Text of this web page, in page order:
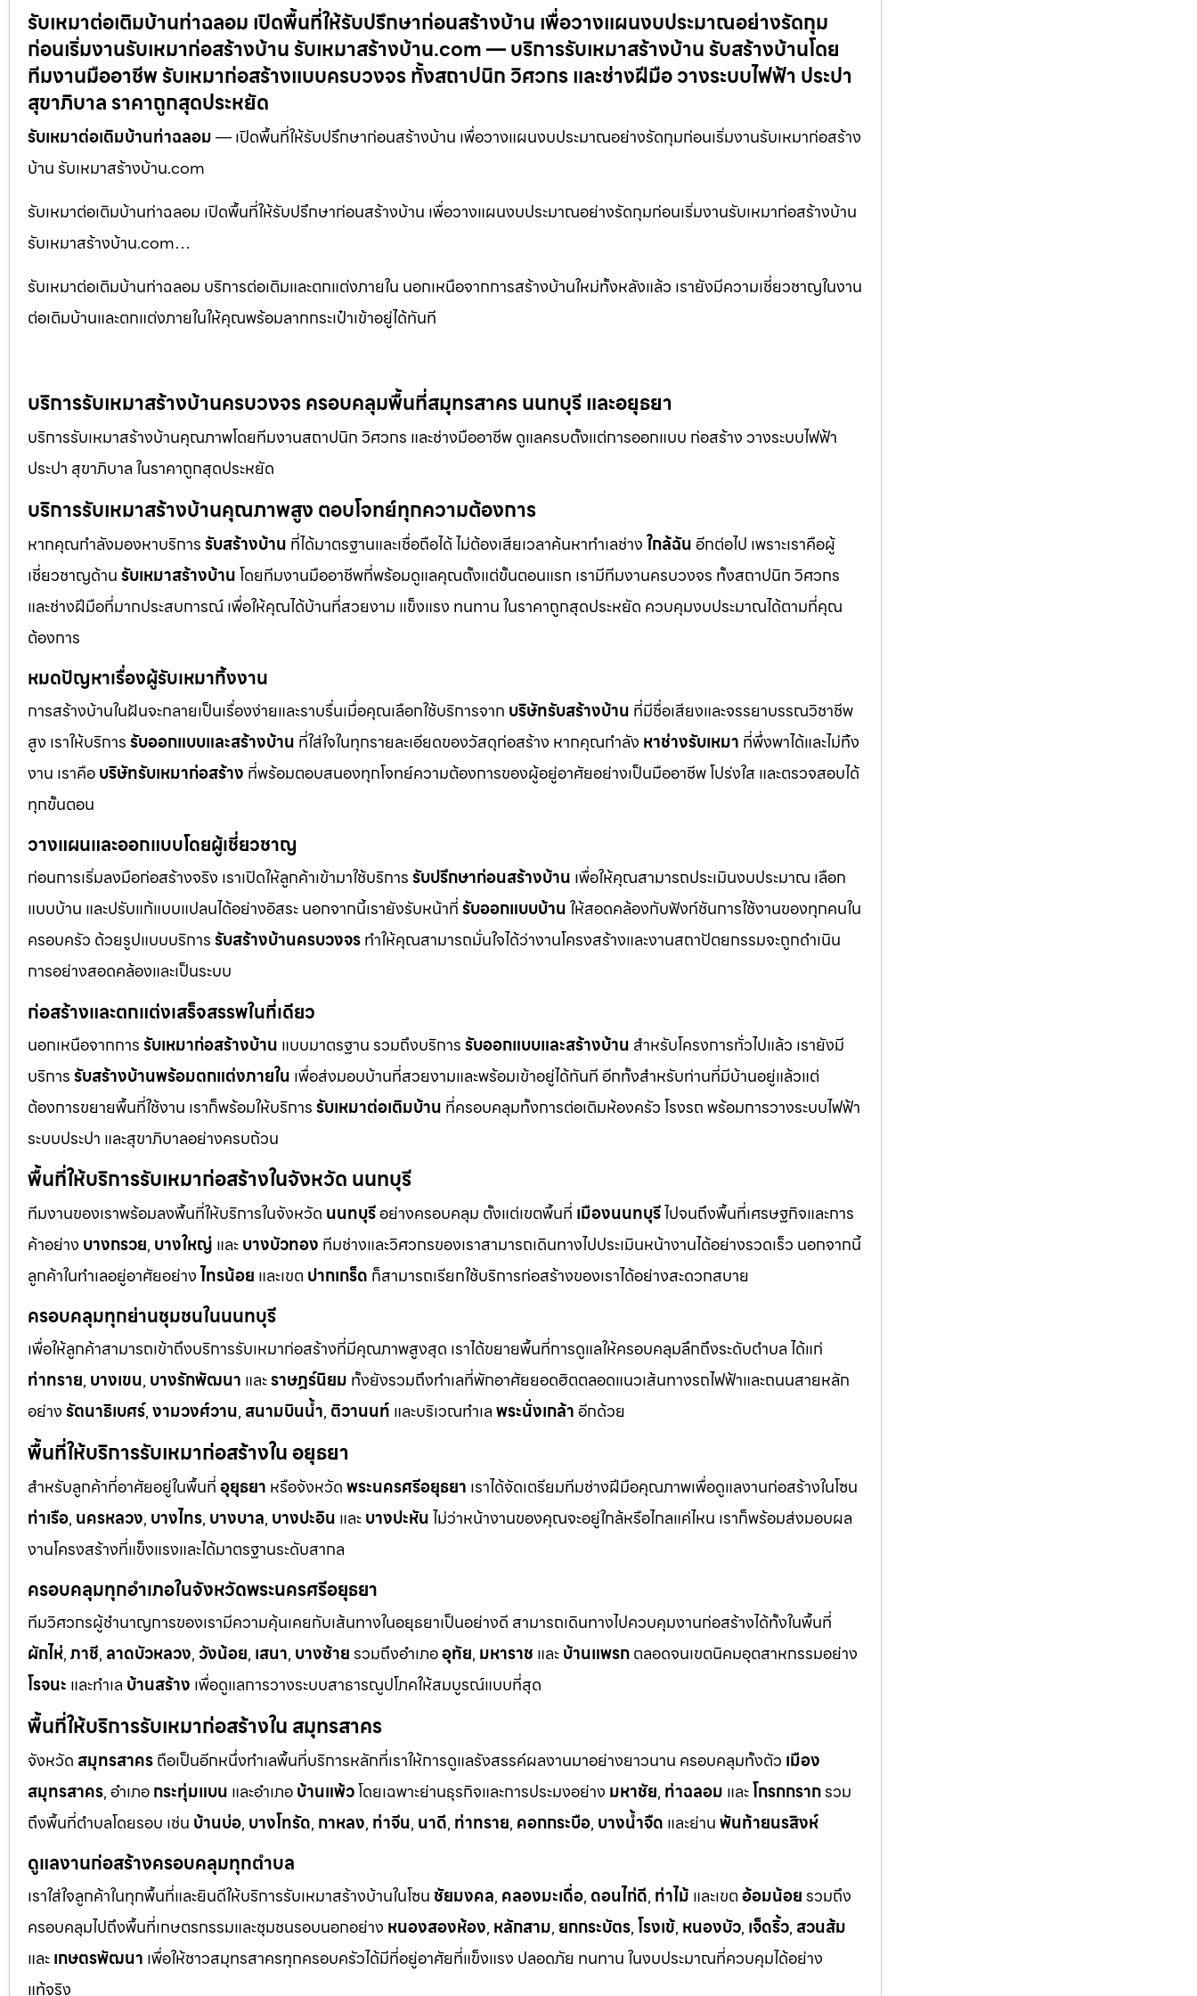
รับเหมาต่อเติมบ้านท่าฉลอม เปิดพื้นที่ให้รับปรึกษาก่อนสร้างบ้าน เพื่อวางแผนงบประมาณอย่างรัดกุม
ก่อนเริ่มงานรับเหมาก่อสร้างบ้าน รับเหมาสร้างบ้าน.com — บริการรับเหมาสร้างบ้าน รับสร้างบ้านโดย
ทีมงานมืออาชีพ รับเหมาก่อสร้างแบบครบวงจร ทั้งสถาปนิก วิศวกร และช่างฝีมือ วางระบบไฟฟ้า ประปา
สุขาภิบาล ราคาถูกสุดประหยัด
รับเหมาต่อเติมบ้านท่าฉลอม— เปิดพื้นที่ให้รับปรึกษาก่อนสร้างบ้าน เพื่อวางแผนงบประมาณอย่างรัดกุมก่อนเริ่มงานรับเหมาก่อสร้าง
บ้าน รับเหมาสร้างบ้าน.com
รับเหมาต่อเติมบ้านท่าฉลอม เปิดพื้นที่ให้รับปรึกษาก่อนสร้างบ้าน เพื่อวางแผนงบประมาณอย่างรัดกุมก่อนเริ่มงานรับเหมาก่อสร้างบ้าน
รับเหมาสร้างบ้าน.com…
รับเหมาต่อเติมบ้านท่าฉลอม บริการต่อเติมและตกแต่งภายใน นอกเหนือจากการสร้างบ้านใหม่ทั้งหลังแล้ว เรายังมีความเชี่ยวชาญในงาน
ต่อเติมบ้านและตกแต่งภายในให้คุณพร้อมลากกระเป๋าเข้าอยู่ได้ทันที
บริการรับเหมาสร้างบ้านครบวงจร ครอบคลุมพื้นที่สมุทรสาคร นนทบุรี และอยุธยา
บริการรับเหมาสร้างบ้านคุณภาพโดยทีมงานสถาปนิก วิศวกร และช่างมืออาชีพ ดูแลครบตั้งแต่การออกแบบ ก่อสร้าง วางระบบไฟฟ้า
ประปา สุขาภิบาล ในราคาถูกสุดประหยัด
บริการรับเหมาสร้างบ้านคุณภาพสูง ตอบโจทย์ทุกความต้องการ
หากคุณกำลังมองหาบริการรับสร้างบ้าน ที่ได้มาตรฐานและเชื่อถือได้ ไม่ต้องเสียเวลาค้นหาทำเลช่างใกล้ฉันอีกต่อไป เพราะเราคือผู้
เชี่ยวชาญด้านรับเหมาสร้างบ้านโดยทีมงานมืออาชีพที่พร้อมดูแลคุณตั้งแต่ขั้นตอนแรก เรามีทีมงานครบวงจร ทั้งสถาปนิก วิศวกร
และช่างฝีมือที่มากประสบการณ์ เพื่อให้คุณได้บ้านที่สวยงาม แข็งแรง ทนทาน ในราคาถูกสุดประหยัด ควบคุมงบประมาณได้ตามที่คุณ
ต้องการ
หมดปัญหาเรื่องผู้รับเหมาทิ้งงาน
การสร้างบ้านในฝันจะกลายเป็นเรื่องง่ายและราบรื่นเมื่อคุณเลือกใช้บริการจาก บริษัทรับสร้างบ้าน ที่มีชื่อเสียงและจรรยาบรรณวิชาชีพ
สูง เราให้บริการรับออกแบบและสร้างบ้าน ที่ใส่ใจในทุกรายละเอียดของวัสดุก่อสร้าง หากคุณกำลัง หาช่างรับเหมา ที่พึ่งพาได้และไม่ทิ้ง
งาน เราคือบริษัทรับเหมาก่อสร้าง ที่พร้อมตอบสนองทุกโจทย์ความต้องการของผู้อยู่อาศัยอย่างเป็นมืออาชีพ โปร่งใส และตรวจสอบได้
ทุกขั้นตอน
วางแผนและออกแบบโดยผู้เชี่ยวชาญ
ก่อนการเริ่มลงมือก่อสร้างจริง เราเปิดให้ลูกค้าเข้ามาใช้บริการรับปรึกษาก่อนสร้างบ้าน เพื่อให้คุณสามารถประเมินงบประมาณ เลือก
แบบบ้าน และปรับแก้แบบแปลนได้อย่างอิสระ นอกจากนี้เรายังรับหน้าที่รับออกแบบบ้านให้สอดคล้องกับฟังก์ชันการใช้งานของทุกคนใน
ครอบครัว ด้วยรูปแบบบริการรับสร้างบ้านครบวงจรทำให้คุณสามารถมั่นใจได้ว่างานโครงสร้างและงานสถาปัตยกรรมจะถูกดำเนิน
การอย่างสอดคล้องและเป็นระบบ
ก่อสร้างและตกแต่งเสร็จสรรพในที่เดียว
นอกเหนือจากการรับเหมาก่อสร้างบ้าน แบบมาตรฐาน รวมถึงบริการรับออกแบบและสร้างบ้าน สำหรับโครงการทั่วไปแล้ว เรายังมี
บริการรับสร้างบ้านพร้อมตกแต่งภายใน เพื่อส่งมอบบ้านที่สวยงามและพร้อมเข้าอยู่ได้ทันที อีกทั้งสำหรับท่านที่มีบ้านอยู่แล้วแต่
ต้องการขยายพื้นที่ใช้งาน เราก็พร้อมให้บริการรับเหมาต่อเติมบ้าน ที่ครอบคลุมทั้งการต่อเติมห้องครัว โรงรถ พร้อมการวางระบบไฟฟ้า
ระบบประปา และสุขาภิบาลอย่างครบถ้วน
พื้นที่ให้บริการรับเหมาก่อสร้างในจังหวัด นนทบุรี
ทีมงานของเราพร้อมลงพื้นที่ให้บริการในจังหวัด นนทบุรีอย่างครอบคลุม ตั้งแต่เขตพื้นที่ เมืองนนทบุรีไปจนถึงพื้นที่เศรษฐกิจและการ
ค้าอย่าง บางกรวย, บางใหญ่ และบางบัวทอง ทีมช่างและวิศวกรของเราสามารถเดินทางไปประเมินหน้างานได้อย่างรวดเร็ว นอกจากนี้
ลูกค้าในทำเลอยู่อาศัยอย่างไทรน้อย และเขต ปากเกร็ด ก็สามารถเรียกใช้บริการก่อสร้างของเราได้อย่างสะดวกสบาย
ครอบคลุมทุกย่านชุมชนในนนทบุรี
เพื่อให้ลูกค้าสามารถเข้าถึงบริการรับเหมาก่อสร้างที่มีคุณภาพสูงสุด เราได้ขยายพื้นที่การดูแลให้ครอบคลุมลึกถึงระดับตำบล ได้แก่
ท่าทราย, บางเขน, บางรักพัฒนา และราษฎร์นิยม ทั้งยังรวมถึงทำเลที่พักอาศัยยอดฮิตตลอดแนวเส้นทางรถไฟฟ้าและถนนสายหลัก
อย่างรัตนาธิเบศร์,งามวงศ์วาน, สนามบินน้ำ, ติวานนท์ และบริเวณทำเลพระนั่งเกล้าอีกด้วย
พื้นที่ให้บริการรับเหมาก่อสร้างใน อยุธยา
สำหรับลูกค้าที่อาศัยอยู่ในพื้นที่อุยุธยา หรือจังหวัดพระนครศรีอยุธยา เราได้จัดเตรียมทีมช่างฝีมือคุณภาพเพื่อดูแลงานก่อสร้างในโซน
ท่าเรือ, นครหลวง, บางไทร, บางบาล, บางปะอิน และบางปะหันไม่ว่าหน้างานของคุณจะอยู่ใกล้หรือไกลแค่ไหน เราก็พร้อมส่งมอบผล
งานโครงสร้างที่แข็งแรงและได้มาตรฐานระดับสากล
ครอบคลุมทุกอำเภอในจังหวัดพระนครศรีอยุธยา
ทีมวิศวกรผู้ชำนาญการของเรามีความคุ้นเคยกับเส้นทางในอยุธยาเป็นอย่างดี สามารถเดินทางไปควบคุมงานก่อสร้างได้ทั้งในพื้นที่
ผักไห่,ภาชี, ลาดบัวหลวง,วังน้อย, เสนา, บางซ้ายรวมถึงอำเภออุทัย, มหาราช และบ้านแพรกตลอดจนเขตนิคมอุตสาหกรรมอย่าง
โรจนะ และทำเล บ้านสร้าง เพื่อดูแลการวางระบบสาธารณูปโภคให้สมบูรณ์แบบที่สุด
พื้นที่ให้บริการรับเหมาก่อสร้างใน สมุทรสาคร
จังหวัด สมุทรสาครถือเป็นอีกหนึ่งทำเลพื้นที่บริการหลักที่เราให้การดูแลรังสรรค์ผลงานมาอย่างยาวนาน ครอบคลุมทั้งตัว เมือง
สมุทรสาคร, อำเภอกระทุ่มแบน และอำเภอบ้านแพ้วโดยเฉพาะย่านธุรกิจและการประมงอย่าง มหาชัย, ท่าฉลอม และโกรกกรากรวม
ถึงพื้นที่ตำบลโดยรอบ เช่น บ้านบ่อ, บางโทรัด, กาหลง, ท่าจีน, นาดี, ท่าทราย, คอกกระบือ, บางน้ำจืด และย่านพันท้ายนรสิงห์
ดูแลงานก่อสร้างครอบคลุมทุกตำบล
เราใส่ใจลูกค้าในทุกพื้นที่และยินดีให้บริการรับเหมาสร้างบ้านในโซน ชัยมงคล, คลองมะเดื่อ, ดอนไก่ดี, ท่าไม้ และเขตอ้อมน้อยรวมถึง
ครอบคลุมไปถึงพื้นที่เกษตรกรรมและชุมชนรอบนอกอย่าง หนองสองห้อง, หลักสาม, ยกกระบัตร,โรงเข้, หนองบัว, เจ็ดริ้ว, สวนส้ม
และเกษตรพัฒนา เพื่อให้ชาวสมุทรสาครทุกครอบครัวได้มีที่อยู่อาศัยที่แข็งแรง ปลอดภัย ทนทาน ในงบประมาณที่ควบคุมได้อย่าง
แท้จริง